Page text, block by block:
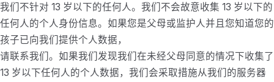
我们不针对 13 岁以下的任何人。我们不会故意收集 13 岁以下的
任何人的个人身份信息。如果您是父母或监护人并且您知道您的
孩子已向我们提供个人数据，
请联系我们。如果我们发现我们在未经父母同意的情况下收集了
13 岁以下任何人的个人数据，我们会采取措施从我们的服务器